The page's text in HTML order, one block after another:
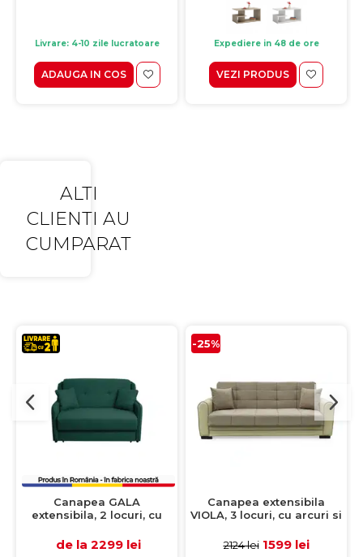
Livrare: 4-10 zile lucratoare
ADAUGA IN COS
Expediere in 48 de ore
VEZI PRODUS
ALTI
CLIENTI AU
CUMPARAT
Canapea GALA
extensibila, 2 locuri, cu
verde inchis, 143x98x98
de la 2299 lei
-25%
Canapea extensibila
VIOLA, 3 locuri, cu arcuri si
crem + maro, 228x85x85
2124 lei 1599 lei